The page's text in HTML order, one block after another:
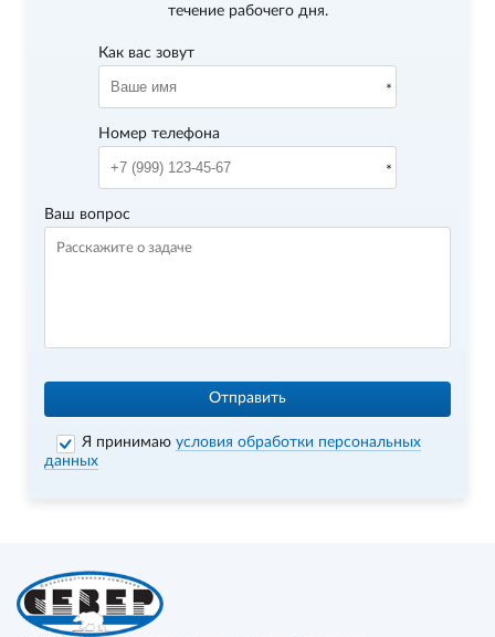
течение рабочего дня.
Как вас зовут
Номер телефона
Ваш вопрос
Отправить
Я принимаюусловия обработки персональных
данных